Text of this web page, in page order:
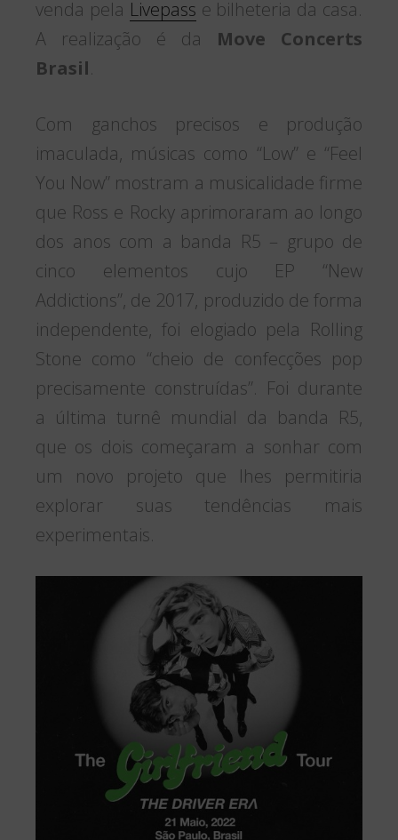
venda pela Livepass e bilheteria da casa.
A realização é da Move Concerts
Brasil.
Com ganchos precisos e produção
imaculada, músicas como “Low” e “Feel
You Now” mostram a musicalidade firme
que Ross e Rocky aprimoraram ao longo
dos anos com a banda R5 – grupo de
cinco elementos cujo EP “New
Addictions”, de 2017, produzido de forma
independente, foi elogiado pela Rolling
Stone como “cheio de confecções pop
precisamente construídas”. Foi durante
a última turnê mundial da banda R5,
que os dois começaram a sonhar com
um novo projeto que lhes permitiria
explorar suas tendências mais
experimentais.